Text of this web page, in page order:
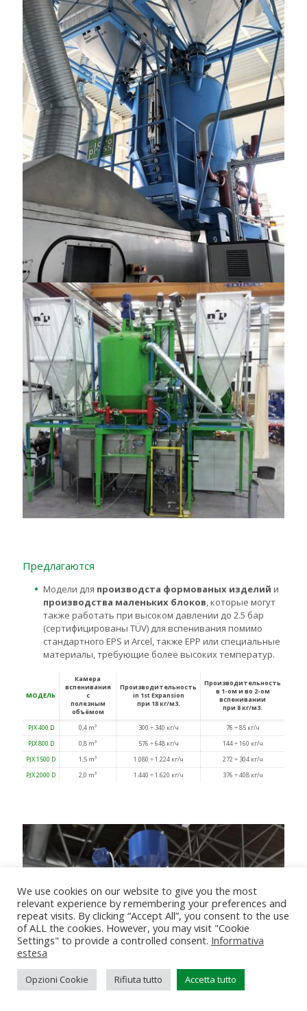
Предлагаются
Модели для производста формованых изделий и
производства маленьких блоков, которые могут
также работать при высоком давлении до 2.5 бар
(сертифицированы TÜV) для вспенивания помимо
стандартного EPS и Arcel, также EPP или специальные
материалы, требующие более высоких температур.
МОДЕЛЬ
Камера
вспенивания
с
полезным
объёмом
Производительность
in 1st Expansion
при 18 кг/м3.
Производительность
в 1-ом и во 2-ом
вспенивании
при 8 кг/м3.
PJX 400 D 0,4 m³ 300 ÷ 340 кг/ч
76 ÷ 85 кг/ч
PJX 800 D
0,8 m³ 576 ÷ 648 кг/ч
144 ÷ 160 кг/ч
PJX 1500 D
1,5 m³ 1.080 ÷ 1.224 кг/ч
272 ÷ 304 кг/ч
PJX 2000 D
2,0 m³ 1.440 ÷ 1.620 кг/ч 376 ÷ 408 кг/ч
We use cookies on our website to give you the most
relevant experience by remembering your preferences and
repeat visits. By clicking “Accept All”, you consent to the use
of ALL the cookies. However, you may visit "Cookie
Settings" to provide a controlled consent. Informativa
estesa
Opzioni Cookie Rifiuta tutto Accetta tutto